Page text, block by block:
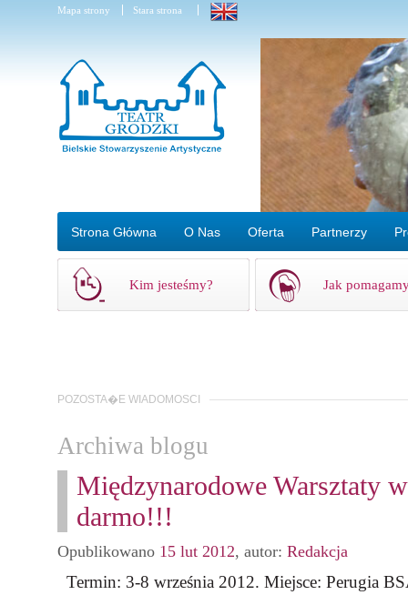
Mapa strony Stara strona
Strona Główna O Nas Oferta Partnerzy
Kim jesteśmy? Jak
POZOSTA�E WIADOMOSCI
Archiwa blogu
Międzynarodowe Warsztaty
darmo!!!
Opublikowano 15 lut 2012, autor: Redakcja
Termin: 3-8 września 2012. Miejsce: Perugia